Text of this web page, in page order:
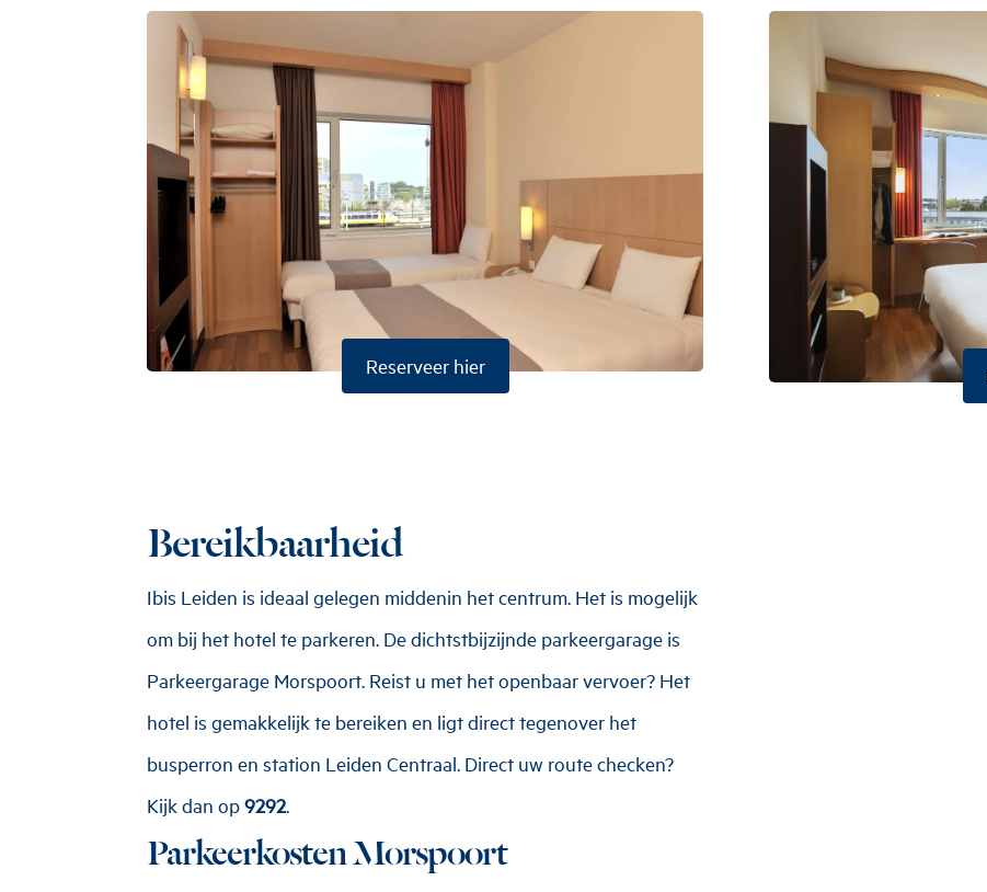
Reserveer hier
Bereikbaarheid
Ibis Leiden is ideaal gelegen middenin het centrum. Het is mogelijk
om bij het hotel te parkeren. De dichtstbijzijnde parkeergarage is
Parkeergarage Morspoort. Reist u met het openbaar vervoer? Het
hotel is gemakkelijk te bereiken en ligt direct tegenover het
busperron en station Leiden Centraal. Direct uw route checken?
Kijk dan op9292.
Parkeerkosten Morspoort